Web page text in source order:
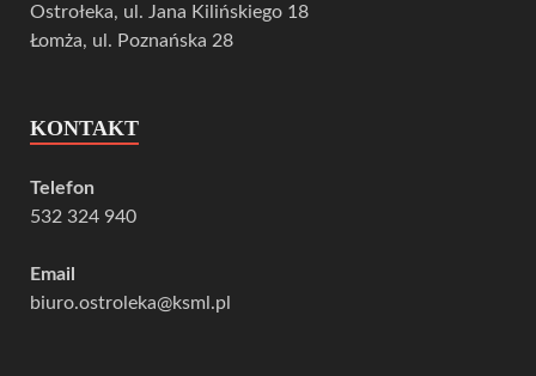
Ostrołeka, ul. Jana Kilińskiego 18
Łomża, ul. Poznańska 28
KONTAKT
Telefon
532 324 940
Email
biuro.ostroleka@ksml.pl